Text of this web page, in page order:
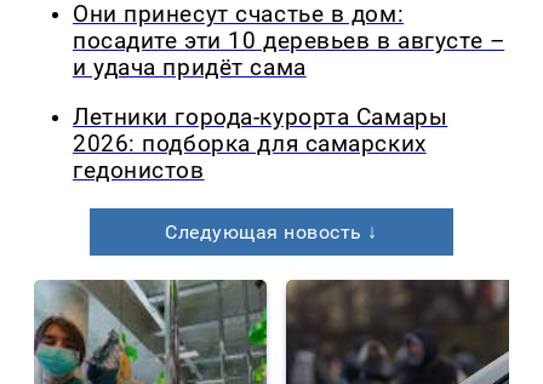
Они принесут счастье в дом:
посадите эти 10 деревьев в августе –
и удача придёт сама
Летники города-курорта Самары
2026: подборка для самарских
гедонистов
Следующая новость ↓